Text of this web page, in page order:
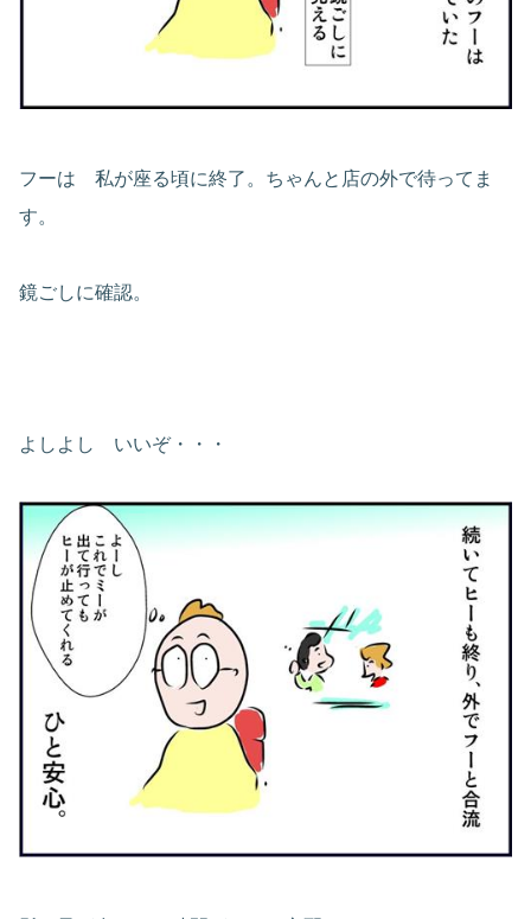
フーは 私が座る頃に終了。ちゃんと店の外で待ってま
す。
鏡ごしに確認。
よしよし いいぞ・・・